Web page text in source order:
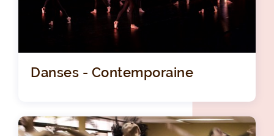
Danses - Contemporaine